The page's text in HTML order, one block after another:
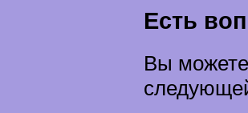
Есть
Вы